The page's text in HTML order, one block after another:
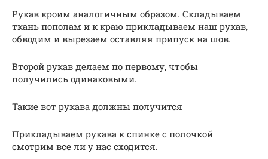
Рукав кроим аналогичным образом. Складываем
ткань пополам и к краю прикладываем наш рукав,
обводим и вырезаем оставляя припуск на шов.
Второй рукав делаем по первому, чтобы
получились одинаковыми.
Такие вот рукава должны получится
Прикладываем рукава к спинке с полочкой
смотрим все ли у нас сходится.